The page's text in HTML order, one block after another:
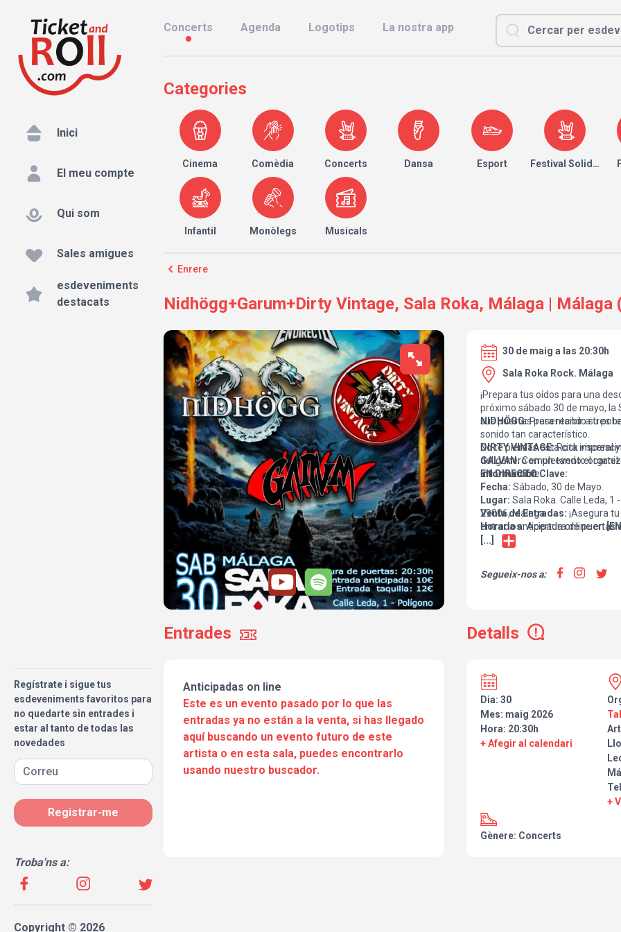
Inici
El meu compte
Qui som
Sales amigues
esdeveniments
destacats
Regístrate i sigue tus
esdeveniments favoritos para
no quedarte sin entrades i
estar al tanto de todas las
novedades
Registrar-me
Troba'ns a:
Copyright © 2026
Concerts Agenda Logotips La nostra app
Categories
Cinema Comèdia Concerts Dansa Esport Festival Solidari
Infantil Monòlegs Musicals
Enrere
Nidhögg+Garum+Dirty Vintage, Sala Roka, Málaga | Málaga
30 de maig a las 20:30h
Sala Roka Rock. Málaga
¡Prepara tus oídos para una
próximo sábado 30 de mayo, la
sus puertas para recibir a tres
NIDHÖGG:Presentando su
sonido tan característico.
DIRTY VINTAGE:Rock visceral
GALVAN:Completando el cartel
inconfundible.
No te pierdas esta cita
del género en un evento
EN DIRECTO.
Información Clave:
Fecha: Sábado, 30 de Mayo.
Lugar: Sala Roka. Calle Leda, 1
29006, Málaga.
Horarios:Apertura de puertas
Precio Entradas:
Venta de Entradas: ¡Asegura
entrada anticipada online en
e.g., TICKET AND ROLL]
[...]
Segueix-nos a:
Entrades Detalls
Anticipadas on line
Este es un evento pasado por lo que las
entradas ya no están a la venta, si has llegado
aquí buscando un evento futuro de este
artista o en esta sala, puedes encontrarlo
usando nuestro buscador.
Dia: 30
Mes: maig 2026
Hora: 20:30h
+ Afegir al calendari
+
Gènere: Concerts